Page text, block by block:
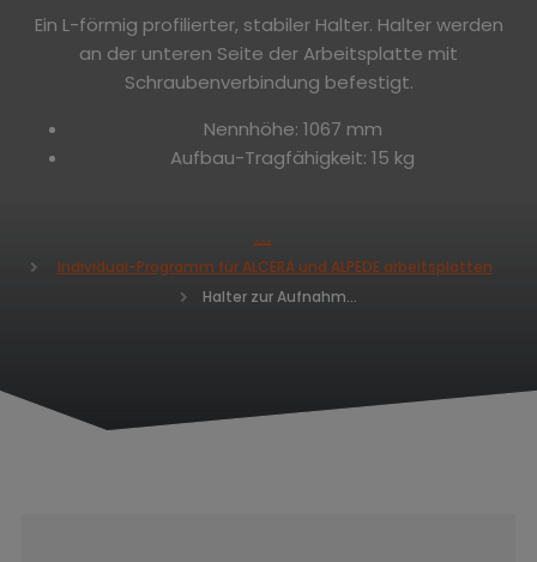
Ein L-förmig profilierter, stabiler Halter. Halter werden
an der unteren Seite der Arbeitsplatte mit
Schraubenverbindung befestigt.
Nennhöhe: 1067 mm
Aufbau-Tragfähigkeit: 15 kg
o
m
Individual-Programm für ALCERA und ALPEDE arbeitsplatten
Halter zur Aufnahme von EUROPERFO Lochplatten - Nennhöhe 1067 mm